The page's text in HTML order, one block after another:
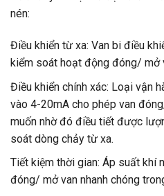
nén:
Điều khiển từ xa: Van bi điều
kiểm soát hoạt động đóng/ mở
Điều khiển chính xác: Loại vận
vào 4-20mA cho phép van
muốn nhờ đó điều tiết được
soát dòng chảy từ xa.
Tiết kiệm thời gian: Áp suất khí
đóng/ mở van nhanh chóng